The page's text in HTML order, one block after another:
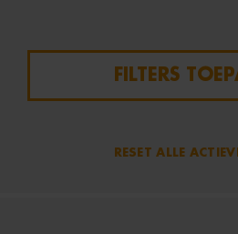
FILTERS
RESET ALLE